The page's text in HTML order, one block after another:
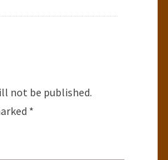
not be published.
*